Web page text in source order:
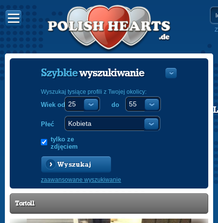
POLISH
Szybkiewyszukiwanie
Wyszukaj tysiące profili z Twojej okolicy:
Wiek od do
Płeć
tylko ze
zdjęciem
Wyszukaj
zaawansowane wyszukiwanie
Tortol1